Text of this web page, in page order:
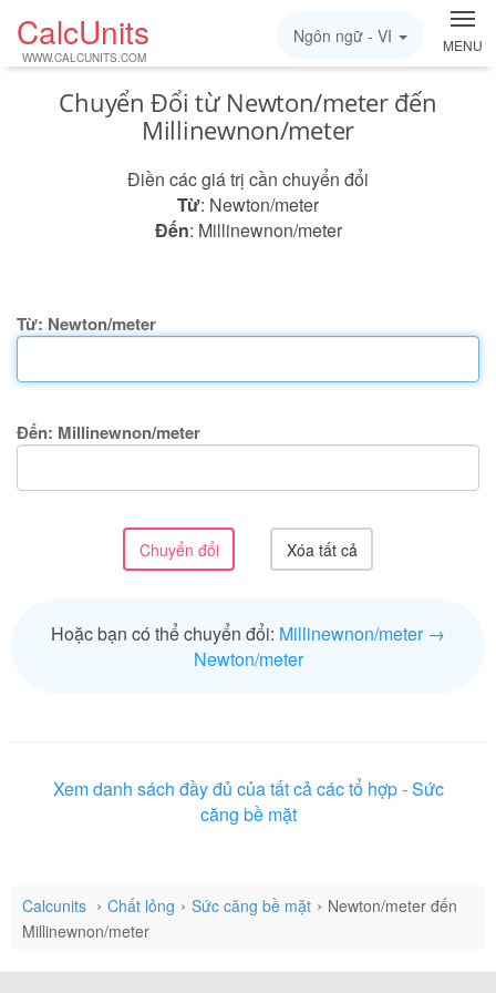
CalcUnits
WWW.CALCUNITS.COM
MENU
Ngôn ngữ - VI
Chuyển Đổi từ Newton/meter đến
Millinewnon/meter
Điền các giá trị cần chuyển đổi
Từ: Newton/meter
Đến: Millinewnon/meter
Từ: Newton/meter
Đến: Millinewnon/meter
Hoặc bạn có thể chuyển đổi: Millinewnon/meter →
Newton/meter
Xem danh sách đầy đủ của tất cả các tổ hợp - Sức
căng bề mặt
Calcunits Chất lỏng Sức căng bề mặt
Newton/meter đến
Millinewnon/meter